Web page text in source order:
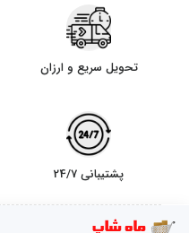
تحویل سریع و ارزان
پشتیبانی 24/7